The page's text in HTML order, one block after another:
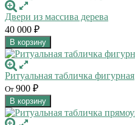
Двери из массива дерева
40 000 ₽
В корзину
Ритуальная табличка фигурная
От 900 ₽
В корзину